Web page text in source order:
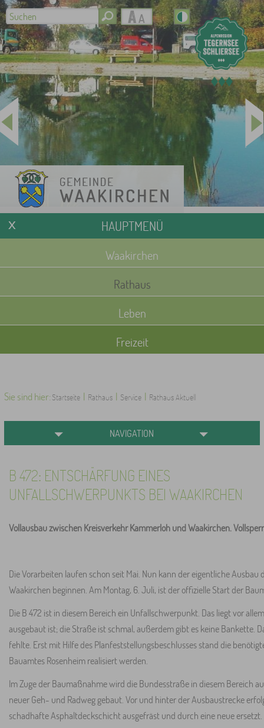
HAUPTMENÜ
Waakirchen
Rathaus
Leben
Freizeit
Sie sind hier: Startseite | Rathaus | Service | Rathaus Aktuell
NAVIGATION
B 472: ENTSCHÄRFUNG EINES
UNFALLSCHWERPUNKTS BEI WAAKIRCHEN
Vollausbau zwischen Kreisverkehr Kammerloh und Waakirchen.
Die Vorarbeiten laufen schon seit Mai. Nun kann der eigentliche
Waakirchen beginnen. Am Montag, 6. Juli, ist der offizielle Start der
Die B 472 ist in diesem Bereich ein Unfallschwerpunkt. Das liegt vor
ausgebaut ist; die Straße ist schmal, außerdem gibt es keine Bankette.
fehlte. Erst mit Hilfe des Planfeststellungsbeschlusses stand die
Bauamtes Rosenheim realisiert werden.
Im Zuge der Baumaßnahme wird die Bundesstraße in diesem Bereich
neuer Geh- und Radweg gebaut. Vor und hinter der Ausbaustrecke
schadhafte Asphaltdeckschicht ausgefräst und durch eine neue ersetzt.